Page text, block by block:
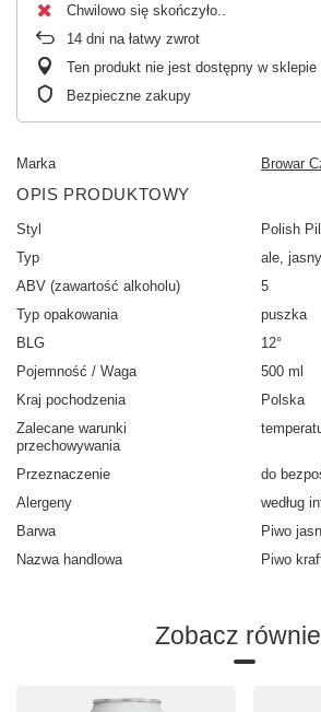
Chwilowo się skończyło.
14 dni na łatwy zwrot
Ten produkt nie jest dostępny w sklepie
Bezpieczne zakupy
Marka Browar
OPIS PRODUKTOWY
Styl
Polish
Typ
ale, jasny
ABV (zawartość alkoholu)
5
Typ opakowania
puszka
BLG
12°
Pojemność / Waga
500 ml
Kraj pochodzenia
Polska
Zalecane warunki
przechowywania
Przeznaczenie
do
Alergeny
według
Barwa
Piwo
Nazwa handlowa
Piwo
Zobacz